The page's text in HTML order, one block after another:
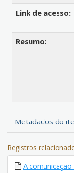
Link de acesso:
Resumo:
Metadados do
Registros
A